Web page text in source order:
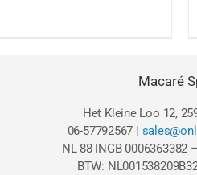
Macaré
Het Kleine Loo 12,
06-57792567 |
NL 88 INGB 0006363382
BTW: